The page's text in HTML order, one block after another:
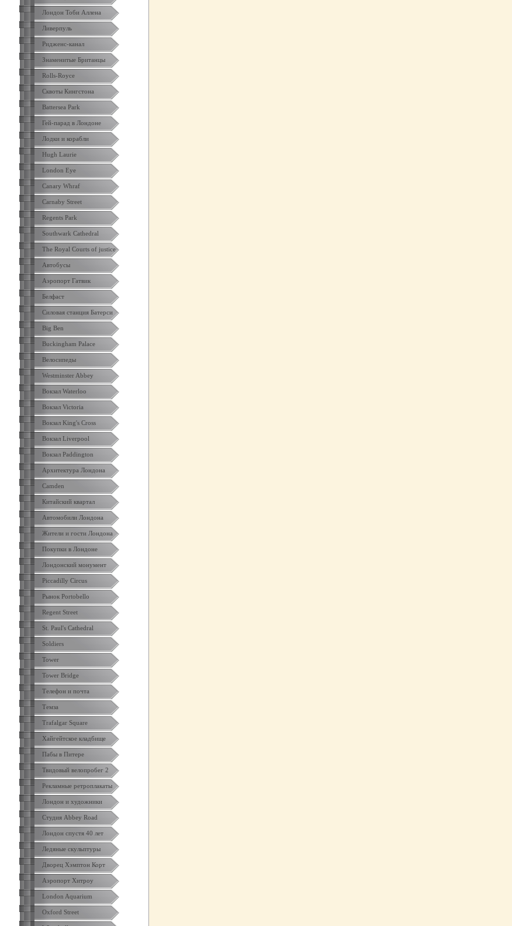
Лондон Тоби Аллена
Ливерпуль
Ридженс-канал
Знаменитые Британцы
Rolls-Royce
Сквоты Кингстона
Battersea Park
Гей-парад в Лондоне
Лодки и корабли
Hugh Laurie
London Eye
Canary Whraf
Carnaby Street
Regents Park
Southwark Cathedral
The Royal Courts of justice
Автобусы
Аэропорт Гатвик
Белфаст
Силовая станция Батерси
Big Ben
Buckingham Palace
Велосипеды
Westminster Abbey
Вокзал Waterloo
Вокзал Victoria
Вокзал King's Cross
Вокзал Liverpool
Вокзал Paddington
Архитектура Лондона
Camden
Китайский квартал
Автомобили Лондона
Жители и гости Лондона
Покупки в Лондоне
Лондонский монумент
Piccadilly Circus
Рынок Portobello
Regent Street
St. Paul's Cathedral
Soldiers
Tower
Tower Bridge
Телефон и почта
Темза
Trafalgar Square
Хайгейтское кладбище
Пабы в Питере
Твидовый велопробег 2
Рекламные ретроплакаты
Лондон и художники
Студия Abbey Road
Лондон спустя 40 лет
Ледяные скульптуры
Дворец Хэмптон Корт
Аэропорт Хитроу
London Aquarium
Oxford Street